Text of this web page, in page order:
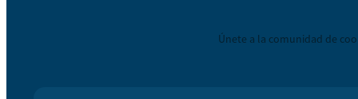
Únete a la comunidad de